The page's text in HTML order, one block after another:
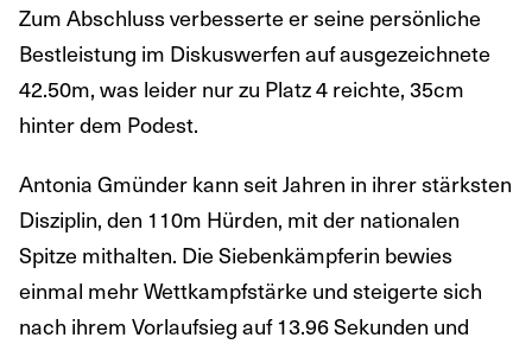
Zum Abschluss verbesserte er seine persönliche
Bestleistung im Diskuswerfen auf ausgezeichnete
42.50m, was leider nur zu Platz 4 reichte, 35cm
hinter dem Podest.
Antonia Gmünder kann seit Jahren in ihrer stärksten
Disziplin, den 110m Hürden, mit der nationalen
Spitze mithalten. Die Siebenkämpferin bewies
einmal mehr Wettkampfstärke und steigerte sich
nach ihrem Vorlaufsieg auf 13.96 Sekunden und